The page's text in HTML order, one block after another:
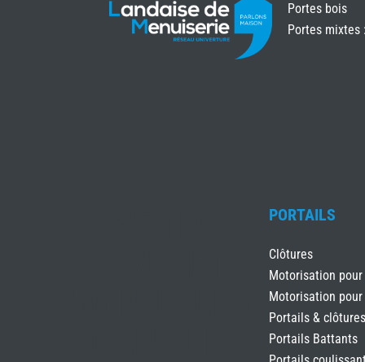
Portes bois
Portes
PORTAILS
Clôtures
Motorisation
Motorisation
Portails & clôtures
Portails Battants